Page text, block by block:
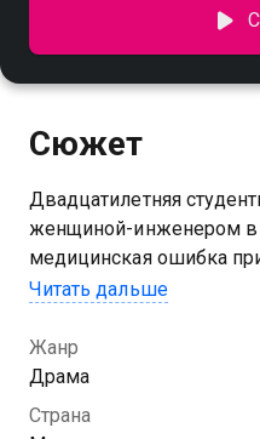
Сюжет
Двадцатилетняя
женщиной-инженером в
медицинская ошибка
незнакомого мужчины.
Читать дальше
Жанр
Драма
Страна